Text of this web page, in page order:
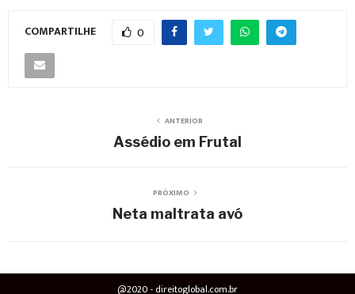
COMPARTILHE 0
ANTERIOR
Assédio em Frutal
PRÓXIMO
Neta maltrata avó
@2020 - direitoglobal.com.br